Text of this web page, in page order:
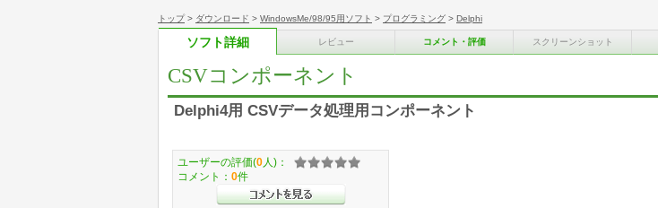
トップ> ダウンロード > WindowsMe/98/95用ソフト > プログラミング > Delphi
ソフト詳細 レビュー コメント・評価 スクリーンショット
CSVコンポーネント
Delphi4用 CSVデータ処理用コンポーネント
ユーザーの評価(0 人)：
コメント： 0件